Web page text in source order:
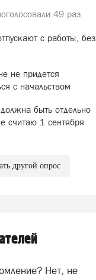
49 раз
с работы, без
не придется
с начальством
быть отдельно
считаю 1 сентября
другой опрос
Нет, не